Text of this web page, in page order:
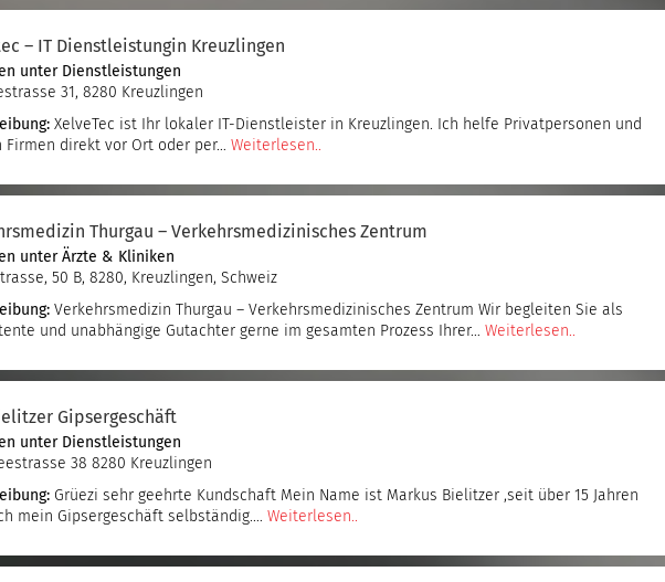
– IT Dienstleistungin Kreuzlingen
unter Dienstleistungen
31, 8280 Kreuzlingen
XelveTec ist Ihr lokaler IT-Dienstleister in Kreuzlingen. Ich helfe Privatpersonen und
Firmen direkt vor Ort oder per… Weiterlesen..
Thurgau – Verkehrsmedizinisches Zentrum
unter Ärzte & Kliniken
50 B, 8280, Kreuzlingen, Schweiz
Verkehrsmedizin Thurgau – Verkehrsmedizinisches Zentrum Wir begleiten Sie als
und unabhängige Gutachter gerne im gesamten Prozess Ihrer… Weiterlesen..
Gipsergeschäft
unter Dienstleistungen
38 8280 Kreuzlingen
Grüezi sehr geehrte Kundschaft Mein Name ist Markus Bielitzer ,seit über 15 Jahren
mein Gipsergeschäft selbständig.… Weiterlesen..